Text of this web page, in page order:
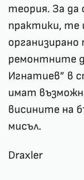
теория. За да
практики, те
организирано
ремонтните
Игнатиев” в
имат
висините на
мисъл.
Draxler